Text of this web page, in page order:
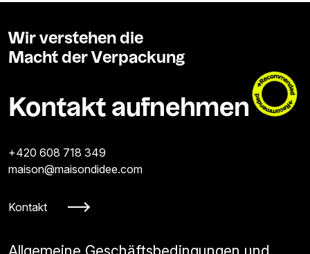
Wir verstehen die
Macht der Verpackung
Kontakt aufnehmen
+420 608 718 349
maison@maisondidee.com
Kontakt